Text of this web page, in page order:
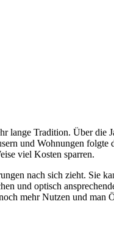
lange Tradition. Über die
und Wohnungen folgte
viel Kosten sparren.
nach sich zieht. Sie
und optisch
mehr Nutzen und man